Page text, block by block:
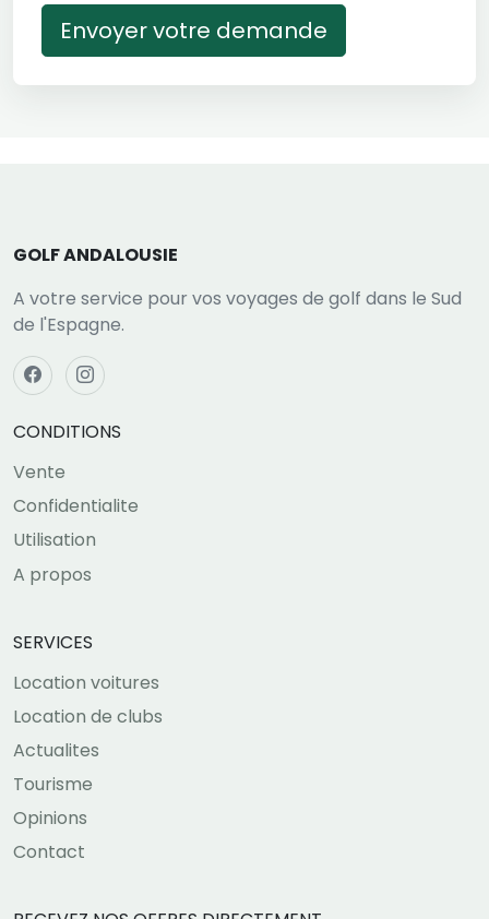
Envoyer votre demande
GOLF ANDALOUSIE
A votre service pour vos voyages de golf dans le Sud
de l'Espagne.
CONDITIONS
Vente
Confidentialite
Utilisation
A propos
SERVICES
Location voitures
Location de clubs
Actualites
Tourisme
Opinions
Contact